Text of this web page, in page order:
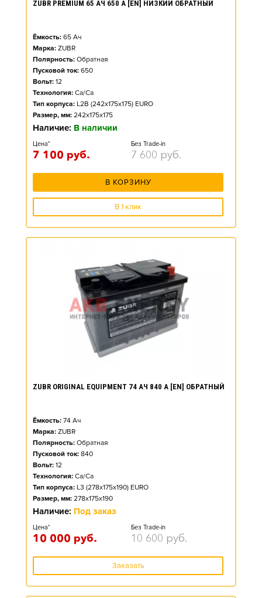
ZUBR PREMIUM 65 АЧ 650 А [EN] НИЗКИЙ ОБРАТНЫЙ
Ёмкость: 65 Ач
Марка: ZUBR
Полярность: Обратная
Пусковой ток: 650
Вольт: 12
Технология: Ca/Ca
Тип корпуса: L2B (242x175x175) EURO
Размер, мм: 242x175x175
Наличие: В наличии
Цена*
7 100 руб.
Без Trade-in
7 600 руб.
В КОРЗИНУ
В 1 клик
ZUBR ORIGINAL EQUIPMENT 74 АЧ 840 А [EN] ОБРАТНЫЙ
Ёмкость: 74 Ач
Марка: ZUBR
Полярность: Обратная
Пусковой ток: 840
Вольт: 12
Технология: Ca/Ca
Тип корпуса: L3 (278x175x190) EURO
Размер, мм: 278x175x190
Наличие: Под заказ
Цена*
10 000 руб.
Без Trade-in
10 600 руб.
Заказать